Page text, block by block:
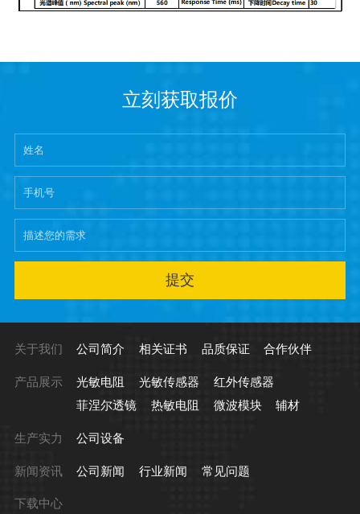
立刻获取报价
提交
关于我们 公司简介 相关证书 品质保证 合作伙伴
产品展示 光敏电阻 光敏传感器
红外传感器
菲涅尔透镜
热敏电阻 微波模块 辅材
生产实力 公司设备
新闻资讯 公司新闻 行业新闻 常见问题
下载中心